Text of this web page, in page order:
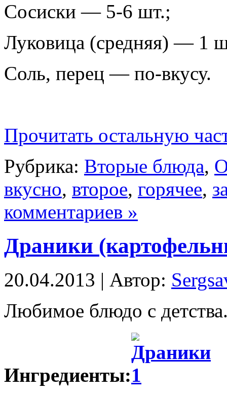
Сосиски — 5-6 шт.;
Луковица (средняя) — 1
Соль, перец — по-вкусу.
Прочитать остальную
Рубрика: Вторые блюда,
вкусно, второе, горячее,
комментариев »
Драники
20.04.2013 | Автор:
Любимое блюдо с
Ингредиенты: